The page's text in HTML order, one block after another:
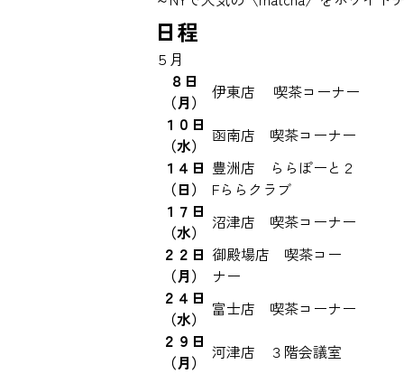
日程
５月
８日
（月）
伊東店 喫茶コーナー
１０日
（水）
函南店 喫茶コーナー
１４日
（日）
豊洲店 ららぽーと２
Fららクラブ
１７日
（水）
沼津店 喫茶コーナー
２２日
（月）
御殿場店 喫茶コー
ナー
２４日
（水）
富士店 喫茶コーナー
２９日
（月）
河津店 ３階会議室